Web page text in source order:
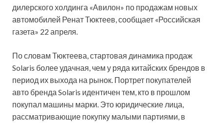
дилерского холдинга «Авилон» по продажам новых
автомобилей Ренат Тюктеев, сообщает «Российская
газета» 22 апреля.
По словам Тюктеева, стартовая динамика продаж
Solaris более удачная, чем у ряда китайских брендов в
период их выхода на рынок. Портрет покупателей
авто бренда Solaris идентичен тем, кто в прошлом
покупал машины марки. Это юридические лица,
рассматривающие покупку малыми партиями, в